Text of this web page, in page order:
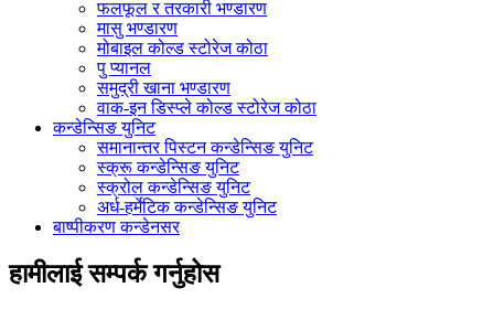
फलफूल र तरकारी भण्डारण
मासु भण्डारण
मोबाइल कोल्ड स्टोरेज कोठा
पु प्यानल
समुद्री खाना भण्डारण
वाक-इन डिस्प्ले कोल्ड स्टोरेज कोठा
कन्डेन्सिङ युनिट
समानान्तर पिस्टन कन्डेन्सिङ युनिट
स्क्रू कन्डेन्सिङ युनिट
स्क्रोल कन्डेन्सिङ युनिट
अर्ध-हर्मेटिक कन्डेन्सिङ युनिट
बाष्पीकरण कन्डेनसर
हामीलाई सम्पर्क गर्नुहोस